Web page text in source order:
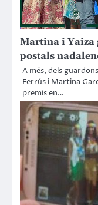
Martina i Yaiza
postals
A més, dels
Ferrús i Martina
premis en…